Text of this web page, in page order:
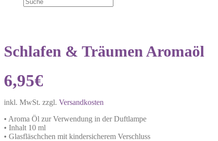
Schlafen & Träumen Aromaöl
6,95€
inkl. MwSt. zzgl. Versandkosten
• Aroma Öl zur Verwendung in der Duftlampe
• Inhalt 10 ml
• Glasfläschchen mit kindersicherem Verschluss